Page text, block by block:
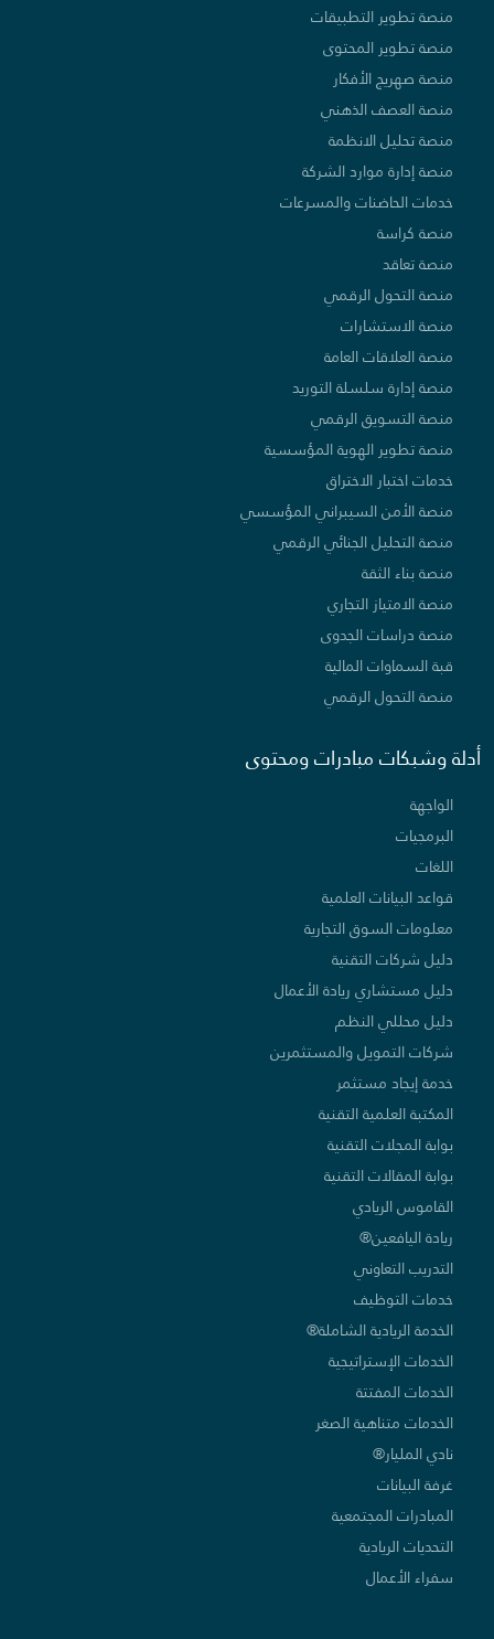
منصة تطوير التطبيقات
منصة تطوير المحتوى
منصة صهريج الأفكار
منصة العصف الذهني
منصة تحليل الانظمة
منصة إدارة موارد الشركة
خدمات الحاضنات والمسرعات
منصة كراسة
منصة تعاقد
منصة التحول الرقمي
منصة الاستشارات
منصة العلاقات العامة
منصة إدارة سلسلة التوريد
منصة التسويق الرقمي
منصة تطوير الهوية المؤسسية
خدمات اختبار الاختراق
منصة الأمن السيبراني المؤسسي
منصة التحليل الجنائي الرقمي
منصة بناء الثقة
منصة الامتياز التجاري
منصة دراسات الجدوى
قبة السماوات المالية
منصة التحول الرقمي
أدلة وشبكات مبادرات ومحتوى
الواجهة
البرمجيات
اللغات
قواعد البيانات العلمية
معلومات السوق التجارية
دليل شركات التقنية
دليل مستشاري ريادة الأعمال
دليل محللي النظم
شركات التمويل والمستثمرين
خدمة إيجاد مستثمر
المكتبة العلمية التقنية
بوابة المجلات التقنية
بوابة المقالات التقنية
القاموس الريادي
ريادة اليافعين®
التدريب التعاوني
خدمات التوظيف
الخدمة الريادية الشاملة®
الخدمات الإستراتيجية
الخدمات المفتتة
الخدمات متناهية الصغر
نادي المليار®
غرفة البيانات
المبادرات المجتمعية
التحديات الريادية
سفراء الأعمال